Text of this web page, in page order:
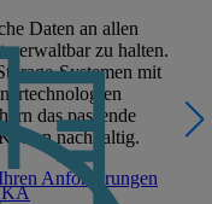
Daten an allen
verwaltbar zu halten.
Systemen mit
das passende
nachhaltig.
Anforderungen